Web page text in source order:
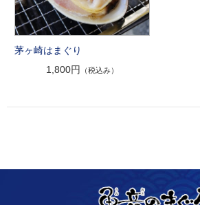
茅ヶ崎はまぐり
1,800円
（税込み）